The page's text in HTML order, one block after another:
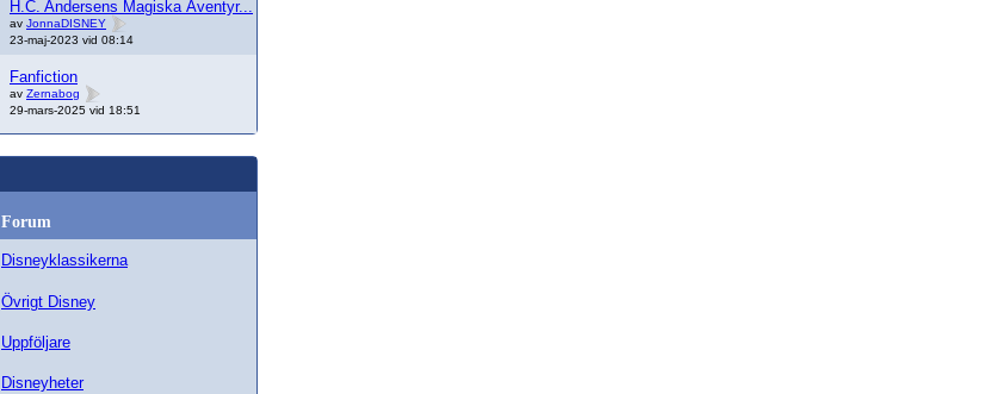
H.C. Andersens Magiska Äventyr...
av JonnaDISNEY
23-maj-2023 vid 08:14
Fanfiction
av Zernabog
29-mars-2025 vid 18:51
Forum
Disneyklassikerna
Övrigt Disney
Uppföljare
Disneyheter